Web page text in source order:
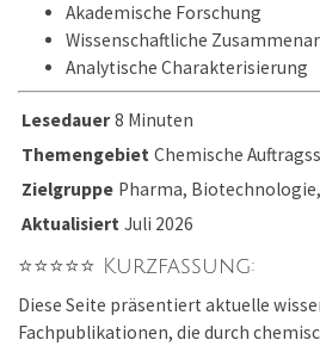
Akademische Forschung
Wissenschaftliche
Analytische Charakterisierung
Lesedauer 8 Minuten
Themengebiet Chemische
Zielgruppe Pharma,
Aktualisiert Juli 2026
⭐⭐⭐⭐⭐ Kurzfassung:
Diese Seite präsentiert aktuelle
Fachpublikationen, die durch